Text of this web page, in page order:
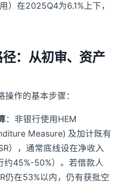
）在2025Q4为6.1%上下，
：从初审、资产
作的基本步骤：
：非银行使用HEM
Measure) 及加计既有
），通常底线设在净收入
约45%-50%）。若借款人
仍在53%以内，仍有获批空